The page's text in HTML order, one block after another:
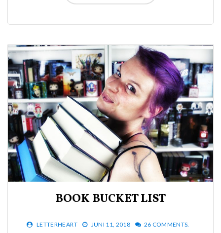
BOOK BUCKET LIST
LETTERHEART JUNI 11, 2018 26 COMMENTS.